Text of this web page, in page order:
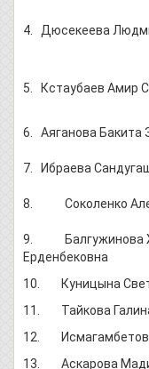
4. Дюсекеева
5. Кстаубаев Амир
6. Аяганова Бакита
7. Ибраева
8. Соколенко
9. Балгужинова
Ерденбековна
10. Куницына
11. Тайкова
12.
13. Аскарова